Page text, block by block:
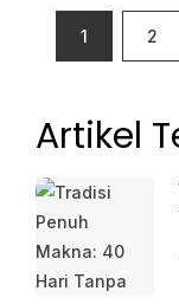
pos
1 2
Artikel